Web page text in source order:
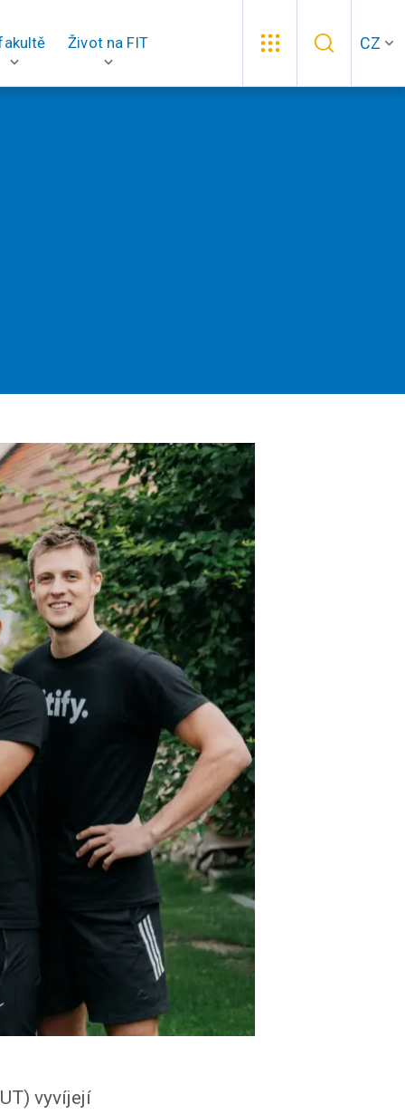
Život na FIT CZ
vyvíjejí